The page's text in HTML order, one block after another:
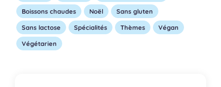
Boissons chaudes Noël Sans gluten
Sans lactose Spécialités Thèmes Végan
Végétarien